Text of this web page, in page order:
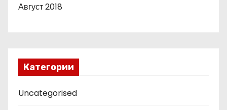
Август 2018
Категории
Uncategorised